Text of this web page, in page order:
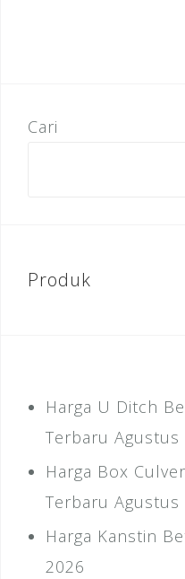
Cari
Produk
Harga U Ditch
Terbaru Agustus
Harga Box
Terbaru Agustus
Harga Kanstin
2026